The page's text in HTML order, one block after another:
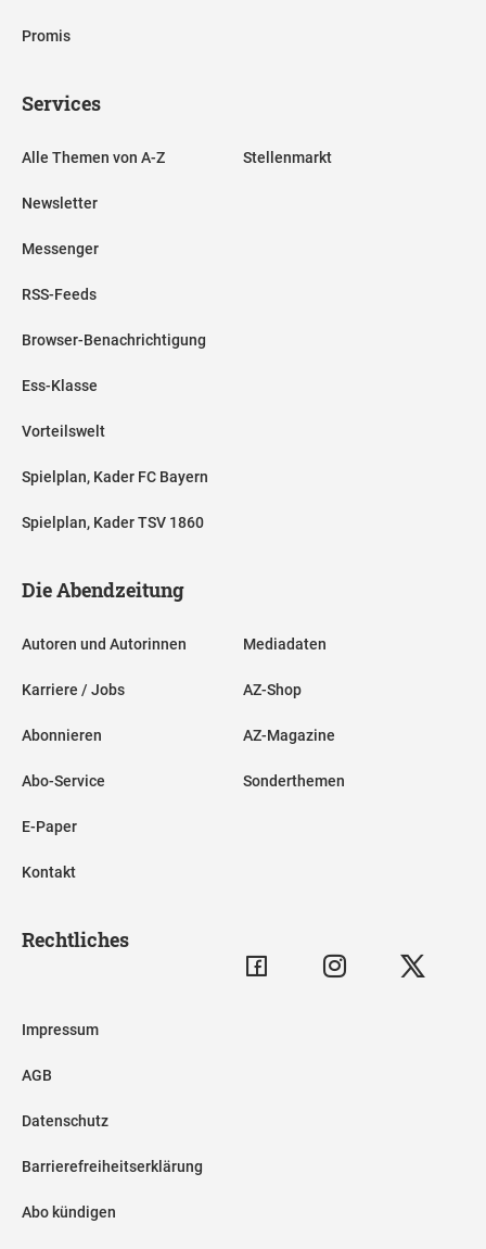
Promis
Services
Alle Themen von A-Z
Newsletter
Messenger
RSS-Feeds
Browser-Benachrichtigung
Ess-Klasse
Vorteilswelt
Spielplan, Kader FC Bayern
Spielplan, Kader TSV 1860
Stellenmarkt
Die Abendzeitung
Autoren und Autorinnen
Karriere / Jobs
Abonnieren
Abo-Service
E-Paper
Kontakt
Mediadaten
AZ-Shop
AZ-Magazine
Sonderthemen
Rechtliches
Impressum
AGB
Datenschutz
Barrierefreiheitserklärung
Abo kündigen